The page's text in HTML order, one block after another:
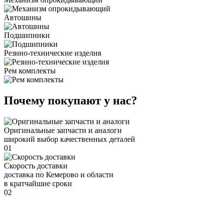
Автошины
Подшипники
Резино-технические изделия
Рем комплекты
Почему покупают у нас?
Оригинальные запчасти и аналоги
широкий выбор качественных деталей
01
Скорость доставки
доставка по Кемерово и области
в кратчайшие сроки
02